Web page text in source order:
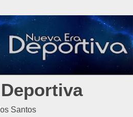
Santos